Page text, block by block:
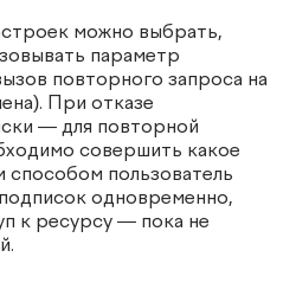
можно выбрать,
параметр
повторного запроса на
При отказе
— для повторной
совершить какое
пользователь
одновременно,
к ресурсу — пока не